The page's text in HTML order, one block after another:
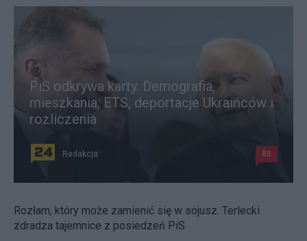
PiS odkrywa karty. Demografia,
mieszkania, ETS, deportacje Ukraińców i
rozliczenia
Redakcja 88
Rozłam, który może zamienić się w sojusz. Terlecki
zdradza tajemnice z posiedzeń PiS